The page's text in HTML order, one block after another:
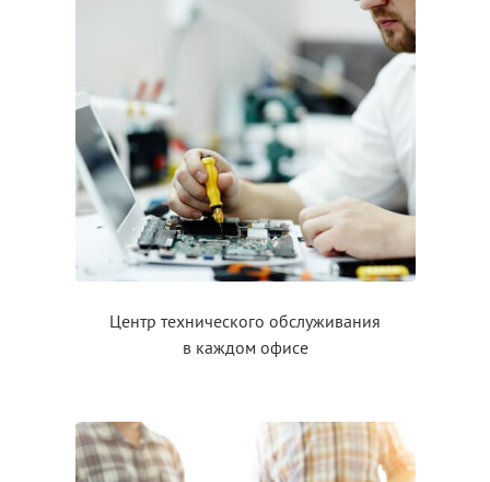
Центр технического обслуживания
в каждом офисе